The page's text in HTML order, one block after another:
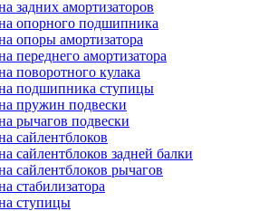
задних амортизаторов
опорного подшипника
опоры амортизатора
переднего амортизатора
поворотного кулака
подшипника ступицы
пружин подвески
рычагов подвески
сайлентблоков
сайлентблоков задней балки
сайлентблоков рычагов
стабилизатора
ступицы